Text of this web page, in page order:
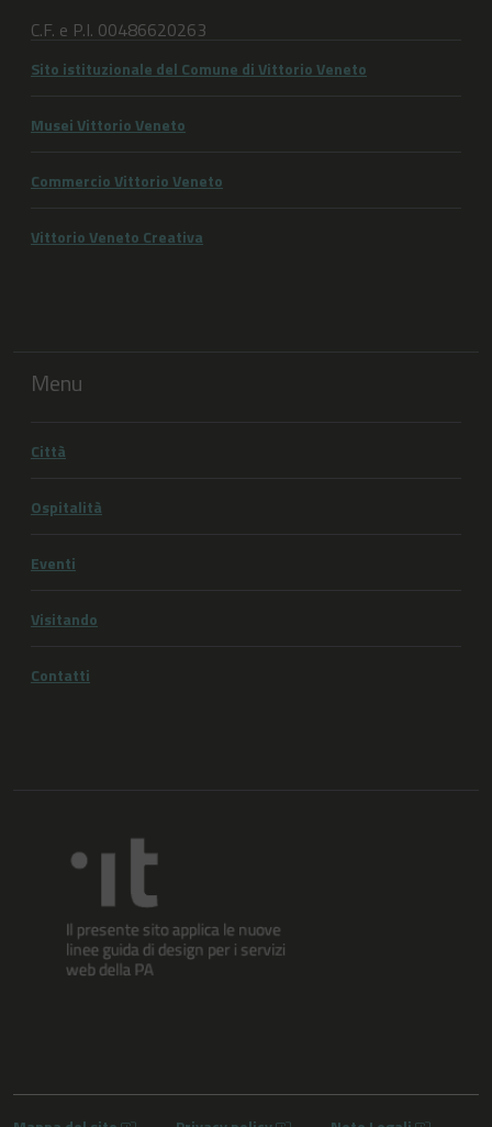
C.F. e P.I. 00486620263
Sito istituzionale del Comune di Vittorio Veneto
Musei Vittorio Veneto
Commercio Vittorio Veneto
Vittorio Veneto Creativa
Menu
Città
Ospitalità
Eventi
Visitando
Contatti